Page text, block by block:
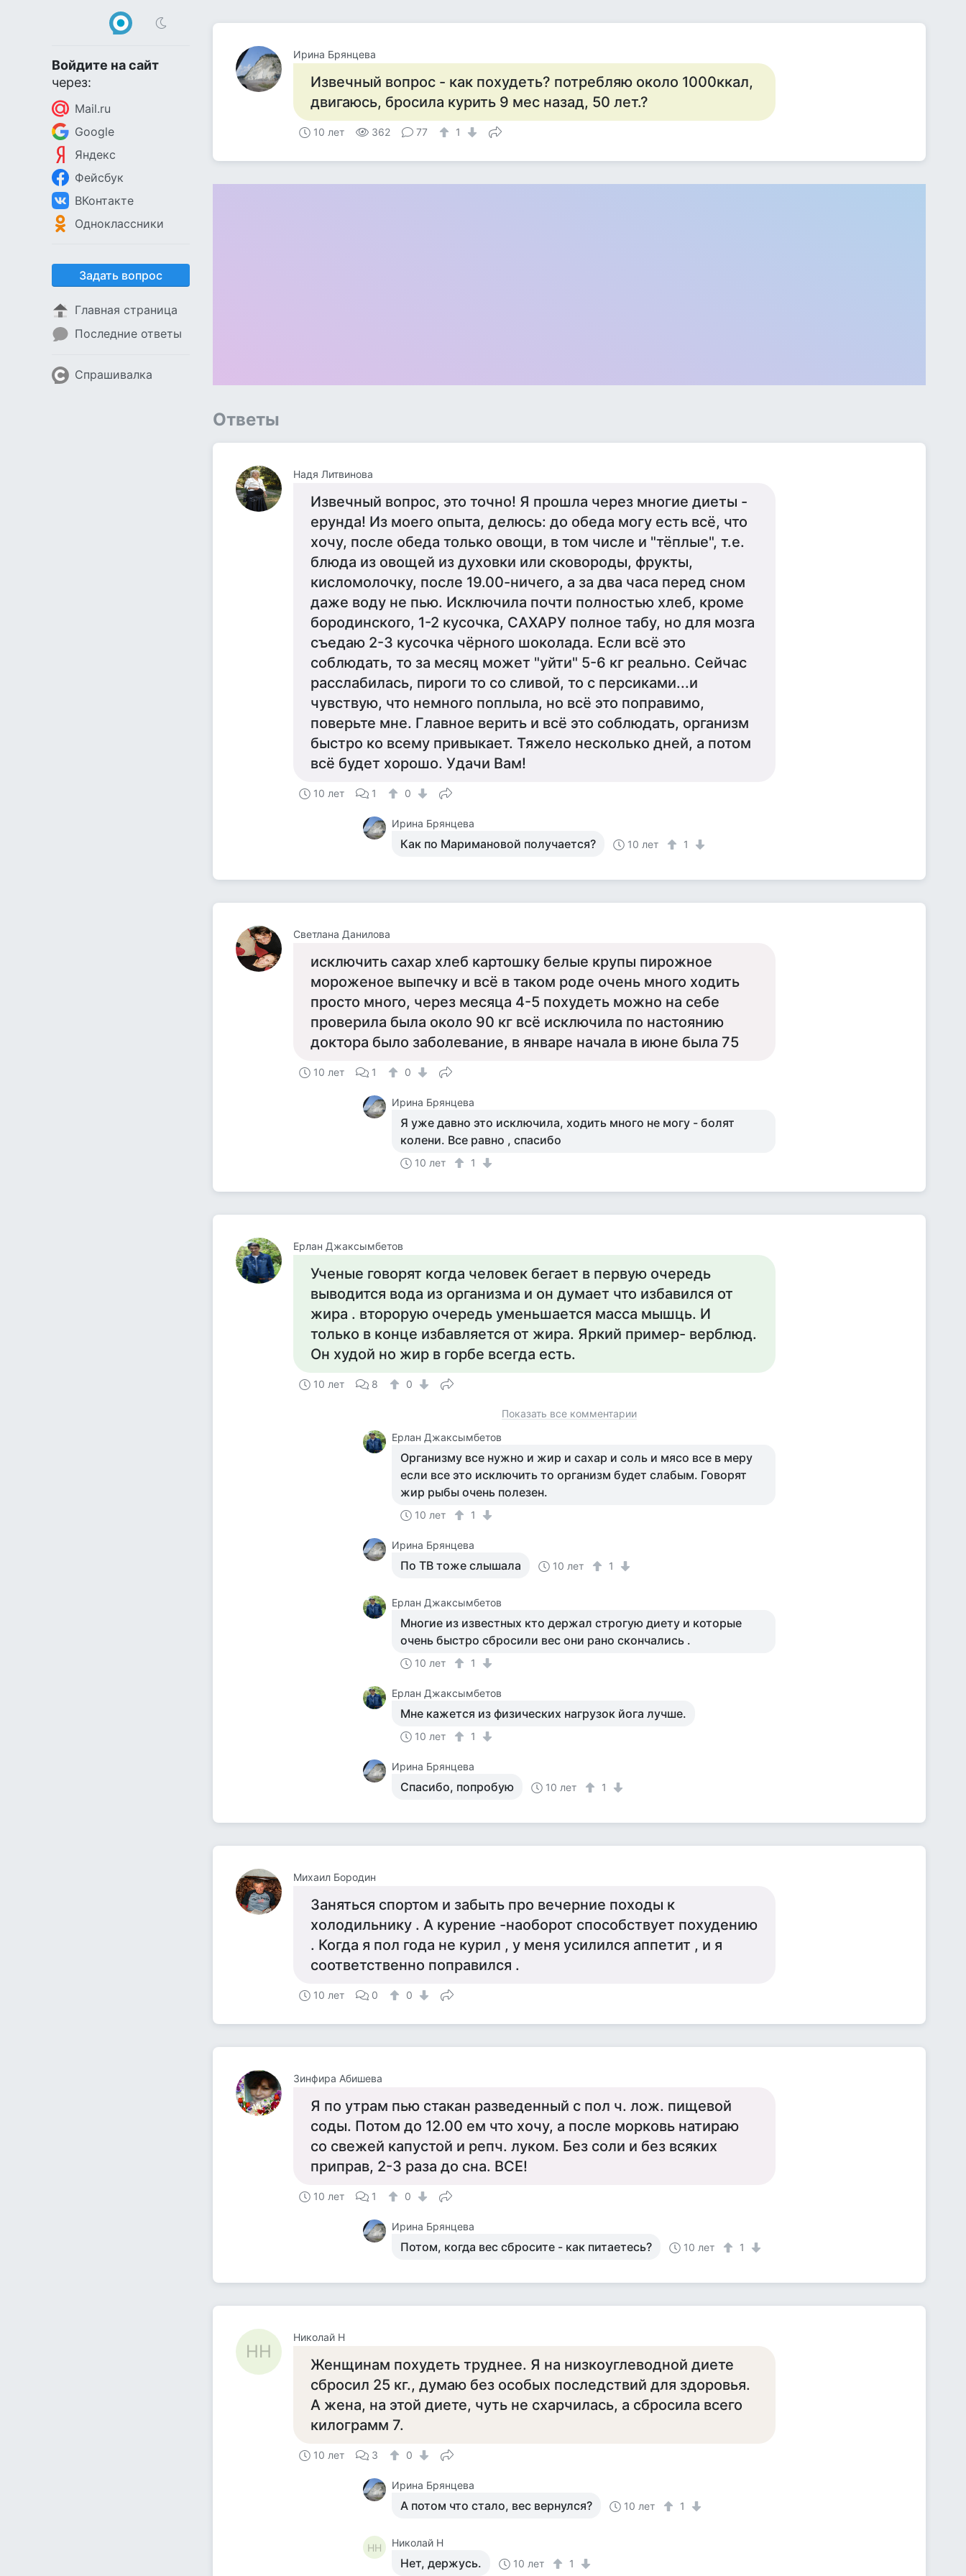
Войдите на сайт
через:
Mail.ru
Google
Яндекс
Фейсбук
ВКонтакте
Одноклассники
Задать вопрос
Главная страница
Последние ответы
Спрашивалка
Ирина Брянцева
Извечный вопрос - как похудеть? потребляю около 1000ккал,
двигаюсь, бросила курить 9 мес назад, 50 лет.?
10 лет 362 77 1
Ответы
Надя Литвинова
Извечный вопрос, это точно! Я прошла через многие диеты -
ерунда! Из моего опыта, делюсь: до обеда могу есть всё, что
хочу, после обеда только овощи, в том числе и "тёплые", т.е.
блюда из овощей из духовки или сковороды, фрукты,
кисломолочку, после 19.00-ничего, а за два часа перед сном
даже воду не пью. Исключила почти полностью хлеб, кроме
бородинского, 1-2 кусочка, САХАРУ полное табу, но для мозга
съедаю 2-3 кусочка чёрного шоколада. Если всё это
соблюдать, то за месяц может "уйти" 5-6 кг реально. Сейчас
расслабилась, пироги то со сливой, то с персиками...и
чувствую, что немного поплыла, но всё это поправимо,
поверьте мне. Главное верить и всё это соблюдать, организм
быстро ко всему привыкает. Тяжело несколько дней, а потом
всё будет хорошо. Удачи Вам!
10 лет 1 0
Ирина Брянцева
Как по Маримановой получается? 10 лет 1
Светлана Данилова
исключить сахар хлеб картошку белые крупы пирожное
мороженое выпечку и всё в таком роде очень много ходить
просто много, через месяца 4-5 похудеть можно на себе
проверила была около 90 кг всё исключила по настоянию
доктора было заболевание, в январе начала в июне была 75
10 лет 1 0
Ирина Брянцева
Я уже давно это исключила, ходить много не могу - болят
колени. Все равно , спасибо
10 лет 1
Ерлан Джаксымбетов
Ученые говорят когда человек бегает в первую очередь
выводится вода из организма и он думает что избавился от
жира . второрую очередь уменьшается масса мышць. И
только в конце избавляется от жира. Яркий пример- верблюд.
Он худой но жир в горбе всегда есть.
10 лет 8 0
Показать все комментарии
Ерлан Джаксымбетов
Организму все нужно и жир и сахар и соль и мясо все в меру
если все это исключить то организм будет слабым. Говорят
жир рыбы очень полезен.
10 лет 1
Ирина Брянцева
По ТВ тоже слышала 10 лет 1
Ерлан Джаксымбетов
Многие из известных кто держал строгую диету и которые
очень быстро сбросили вес они рано скончались .
10 лет 1
Ерлан Джаксымбетов
Мне кажется из физических нагрузок йога лучше.
10 лет 1
Ирина Брянцева
Спасибо, попробую 10 лет 1
Михаил Бородин
Заняться спортом и забыть про вечерние походы к
холодильнику . А курение -наоборот способствует похудению
. Когда я пол года не курил , у меня усилился аппетит , и я
соответственно поправился .
10 лет 0 0
Зинфира Абишева
Я по утрам пью стакан разведенный с пол ч. лож. пищевой
соды. Потом до 12.00 ем что хочу, а после морковь натираю
со свежей капустой и репч. луком. Без соли и без всяких
приправ, 2-3 раза до сна. ВСЕ!
10 лет 1 0
Ирина Брянцева
Потом, когда вес сбросите - как питаетесь? 10 лет 1
НН
Николай Н
Женщинам похудеть труднее. Я на низкоуглеводной диете
сбросил 25 кг., думаю без особых последствий для здоровья.
А жена, на этой диете, чуть не схарчилась, а сбросила всего
килограмм 7.
10 лет 3 0
Ирина Брянцева
А потом что стало, вес вернулся? 10 лет 1
НН Николай Н
Нет, держусь. 10 лет 1